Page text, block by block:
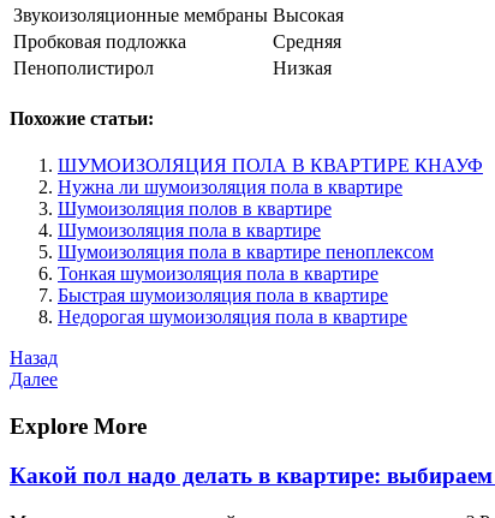
Звукоизоляционные мембраны Высокая
Пробковая подложка
Средняя
Пенополистирол
Низкая
Похожие статьи:
ШУМОИЗОЛЯЦИЯ ПОЛА В КВАРТИРЕ КНАУФ
Нужна ли шумоизоляция пола в квартире
Шумоизоляция полов в квартире
Шумоизоляция пола в квартире
Шумоизоляция пола в квартире пеноплексом
Тонкая шумоизоляция пола в квартире
Быстрая шумоизоляция пола в квартире
Недорогая шумоизоляция пола в квартире
Навигация
по
записям
Предыдущая
запись
Назад
Следующая
Далее
Explore More
Какой пол надо делать в квартире: